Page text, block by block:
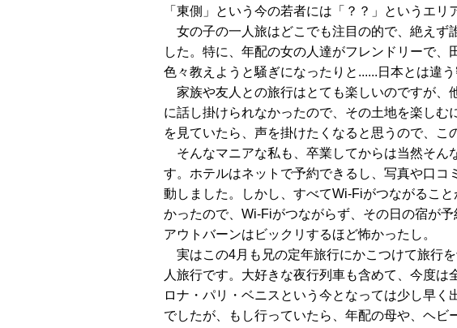
「東側」という今の若者には「？？」というエ
女の子の一人旅はどこでも注目の的で、絶えず
した。特に、年配の女の人達がフレンドリーで
色々教えようと騒ぎになったりと......日本とは違
家族や友人との旅行はとても楽しいのですが、
に話し掛けられなかったので、その土地を楽し
を見ていたら、声を掛けたくなると思うので、こ
そんなマニアな私も、卒業してからは当然そん
す。ホテルはネットで予約できるし、写真や口
動しました。しかし、すべてWi-Fiがつながるこ
かったので、Wi-Fiがつながらず、その日の宿が
アウトバーンはビックリするほど怖かったし。
実はこの4月も兄の定年旅行にかこつけて旅行
人旅行です。大好きな夜行列車も含めて、今度
ロナ・パリ・ベニスという今となっては少し早
でしたが、もし行っていたら、年配の母や、ヘ